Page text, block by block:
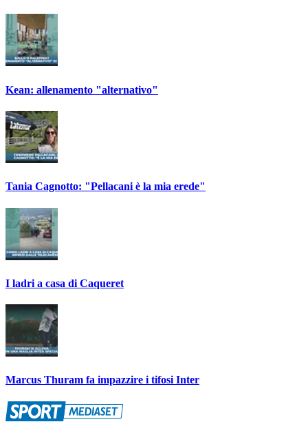
Kean: allenamento "alternativo"
Tania Cagnotto: "Pellacani è la mia erede"
I ladri a casa di Caqueret
Marcus Thuram fa impazzire i tifosi Inter